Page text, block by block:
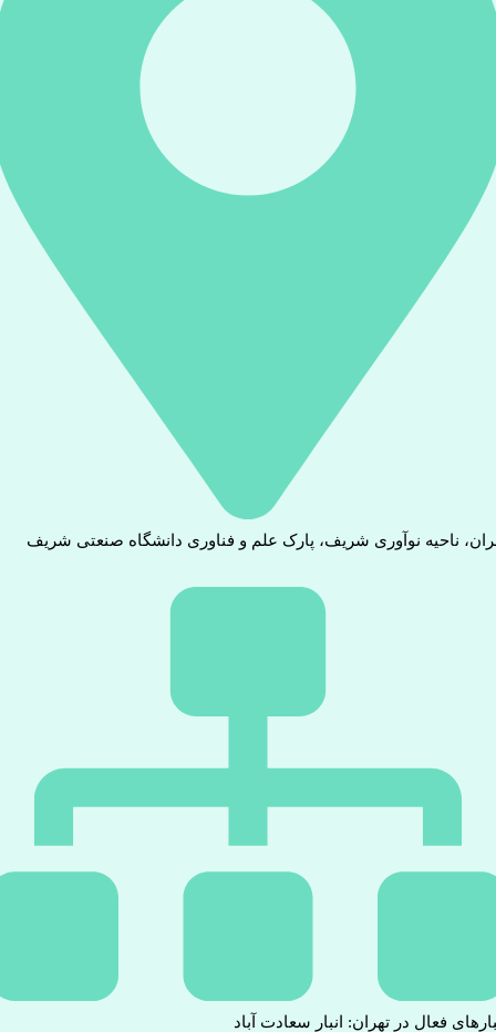
ناحیه نوآوری شریف، پارک علم و فناوری دانشگاه صنعتی شریف
فعال در تهران: انبار سعادت آباد